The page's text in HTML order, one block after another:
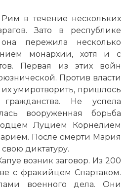
в течение нескольких
Зато в республике
пережила несколько
монархии, хотя и с
Первая из этих войн
Против власти
умиротворить, пришлось
Не успела
вооруженная борьба
Луцием Корнелием
После смерти Мария
диктатуру.
возник заговор. Из 200
с фракийцем Спартаком.
военного дела. Они